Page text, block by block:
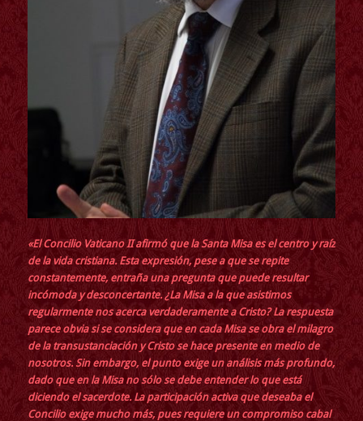
«El Concilio Vaticano II afirmó que la Santa Misa es el centro y raíz
de la vida cristiana. Esta expresión, pese a que se repite
constantemente, entraña una pregunta que puede resultar
incómoda y desconcertante. ¿La Misa a la que asistimos
regularmente nos acerca verdaderamente a Cristo? La respuesta
parece obvia si se considera que en cada Misa se obra el milagro
de la transustanciación y Cristo se hace presente en medio de
nosotros. Sin embargo, el punto exige un análisis más profundo,
dado que en la Misa no sólo se debe entender lo que está
diciendo el sacerdote. La participación activa que deseaba el
Concilio exige mucho más, pues requiere un compromiso cabal